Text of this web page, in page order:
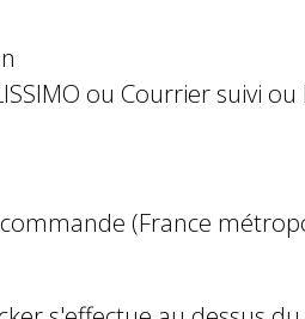
ou Courrier suivi ou
(France